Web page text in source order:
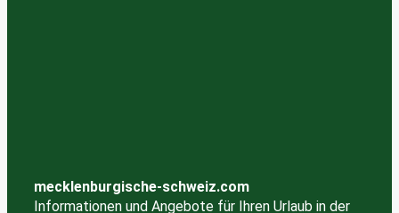
mecklenburgische-schweiz.com
Informationen und Angebote für Ihren Urlaub in der